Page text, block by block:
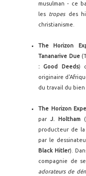
musulman - ce
les tropes des
christianisme.
The Horizon
Tananarive Due
: Good Deeds)
originaire
du travail du
The Horizon
parJ. Holtham
producteur de la
par le
Black Hitler).
compagnie de
adorateurs de